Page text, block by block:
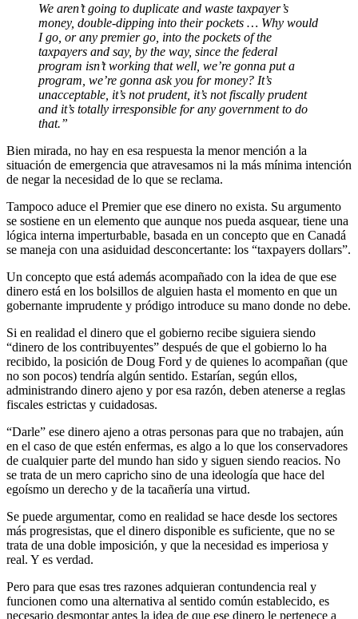
We aren’t going to duplicate and waste taxpayer’s
money, double-dipping into their pockets … Why would
I go, or any premier go, into the pockets of the
taxpayers and say, by the way, since the federal
program isn’t working that well, we’re gonna put a
program, we’re gonna ask you for money? It’s
unacceptable, it’s not prudent, it’s not fiscally prudent
and it’s totally irresponsible for any government to do
that.”
Bien mirada, no hay en esa respuesta la menor mención a la
situación de emergencia que atravesamos ni la más mínima intención
de negar la necesidad de lo que se reclama.
Tampoco aduce el Premier que ese dinero no exista. Su argumento
se sostiene en un elemento que aunque nos pueda asquear, tiene una
lógica interna imperturbable, basada en un concepto que en Canadá
se maneja con una asiduidad desconcertante: los “taxpayers dollars”.
Un concepto que está además acompañado con la idea de que ese
dinero está en los bolsillos de alguien hasta el momento en que un
gobernante imprudente y pródigo introduce su mano donde no debe.
Si en realidad el dinero que el gobierno recibe siguiera siendo
“dinero de los contribuyentes” después de que el gobierno lo ha
recibido, la posición de Doug Ford y de quienes lo acompañan (que
no son pocos) tendría algún sentido. Estarían, según ellos,
administrando dinero ajeno y por esa razón, deben atenerse a reglas
fiscales estrictas y cuidadosas.
“Darle” ese dinero ajeno a otras personas para que no trabajen, aún
en el caso de que estén enfermas, es algo a lo que los conservadores
de cualquier parte del mundo han sido y siguen siendo reacios. No
se trata de un mero capricho sino de una ideología que hace del
egoísmo un derecho y de la tacañería una virtud.
Se puede argumentar, como en realidad se hace desde los sectores
más progresistas, que el dinero disponible es suficiente, que no se
trata de una doble imposición, y que la necesidad es imperiosa y
real. Y es verdad.
Pero para que esas tres razones adquieran contundencia real y
funcionen como una alternativa al sentido común establecido, es
necesario desmontar antes la idea de que ese dinero le pertenece a